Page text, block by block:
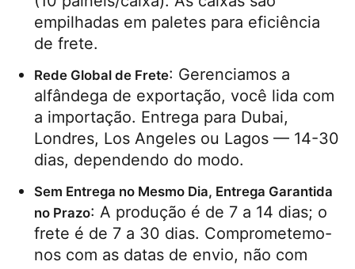
empilhadas em paletes para eficiência
de frete.
Rede Global de Frete: Gerenciamos a
alfândega de exportação, você lida com
a importação. Entrega para Dubai,
Londres, Los Angeles ou Lagos — 14-30
dias, dependendo do modo.
Sem Entrega no Mesmo Dia, Entrega Garantida
no Prazo: A produção é de 7 a 14 dias; o
frete é de 7 a 30 dias. Comprometemo-
nos com as datas de envio, não com